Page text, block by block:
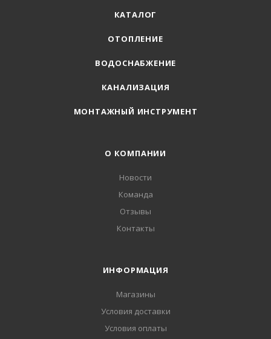
КАТАЛОГ
ОТОПЛЕНИЕ
ВОДОСНАБЖЕНИЕ
КАНАЛИЗАЦИЯ
МОНТАЖНЫЙ ИНСТРУМЕНТ
О КОМПАНИИ
Новости
Команда
Отзывы
Контакты
ИНФОРМАЦИЯ
Магазины
Условия доставки
Условия оплаты